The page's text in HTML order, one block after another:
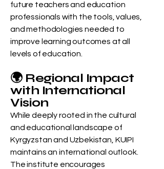
future teachers and education
professionals with the tools, values,
and methodologies needed to
improve learning outcomes at all
levels of education.
🌍 Regional Impact
with International
Vision
While deeply rooted in the cultural
and educational landscape of
Kyrgyzstan and Uzbekistan, KUIPI
maintains an international outlook.
The institute encourages